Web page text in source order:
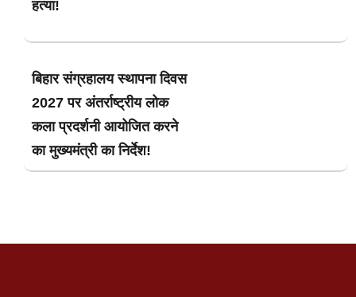
हत्या!
बिहार संग्रहालय स्थापना दिवस
2027 पर अंतर्राष्ट्रीय लोक
कला प्रदर्शनी आयोजित करने
का मुख्यमंत्री का निर्देश!